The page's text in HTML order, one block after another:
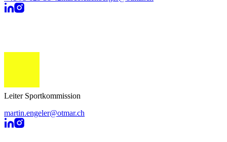
Leiter Sportkommission
martin.engeler@otmar.ch